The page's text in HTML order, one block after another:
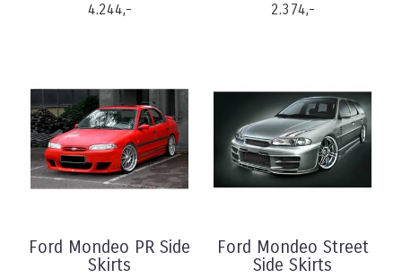
4.244,- 2.374,-
Ford Mondeo PR Side
Skirts
Ford Mondeo Street
Side Skirts